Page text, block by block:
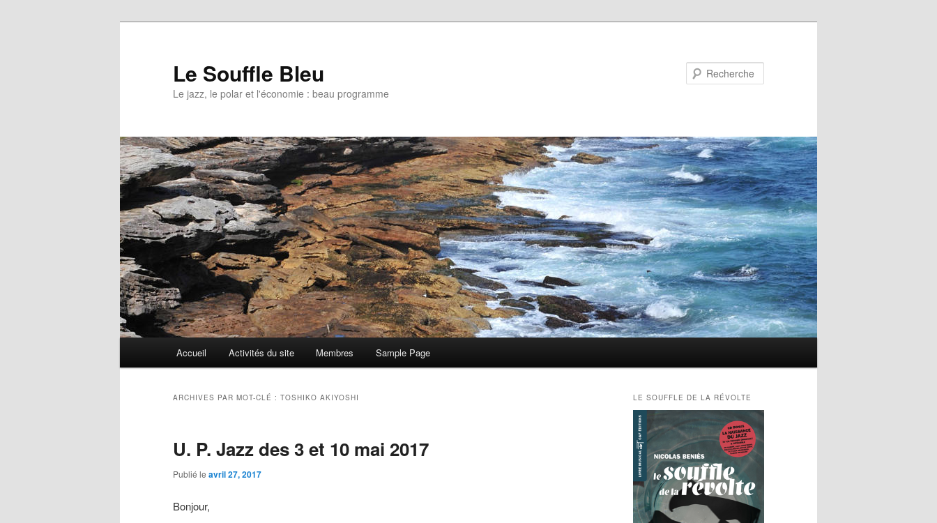
Le Souffle Bleu
Le jazz, le polar et l'économie : beau programme
Aller
principal
Aller
secondaire
Accueil Activités du site Membres Sample Page
ARCHIVES PAR MOT-CLÉ : TOSHIKO AKIYOSHI
U. P. Jazz des 3 et 10 mai 2017
Publié le avril 27, 2017
Bonjour,
LE SOUFFLE DE LA RÉVOLTE